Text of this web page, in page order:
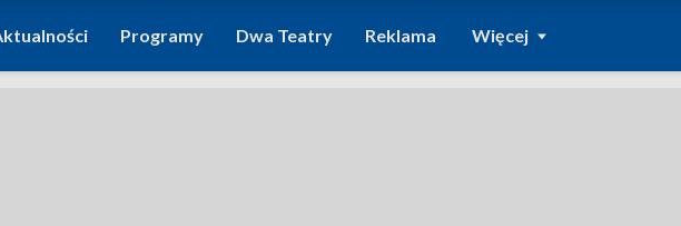
Programy Dwa Teatry Reklama Więcej